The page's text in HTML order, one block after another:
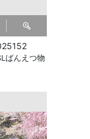
ばんえつ物